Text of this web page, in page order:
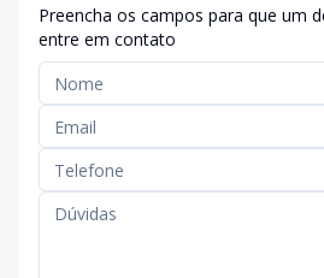
Preencha os campos para que um
entre em contato